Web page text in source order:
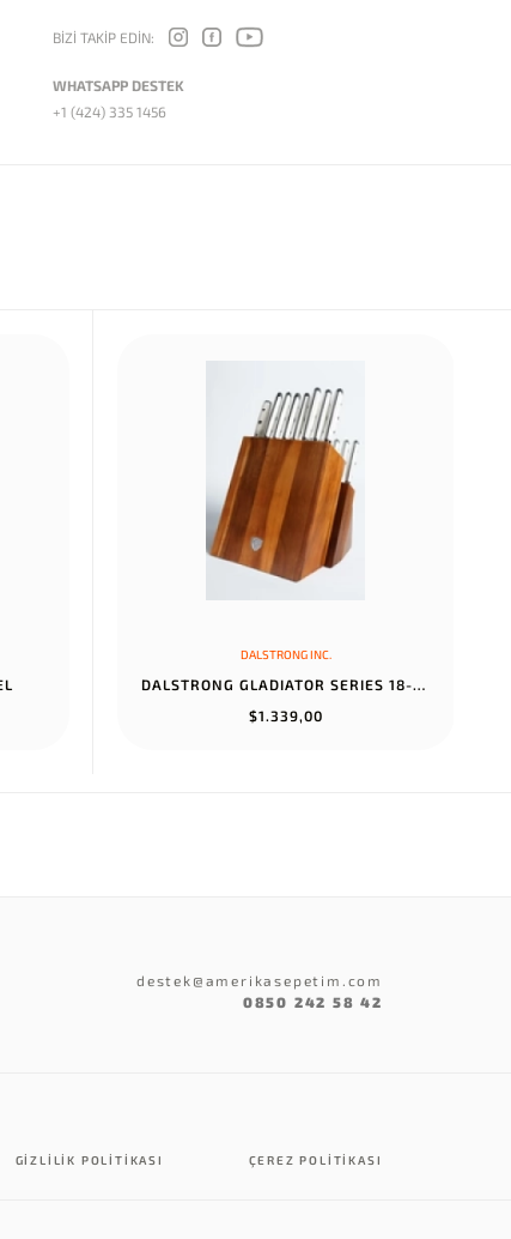
BİZİ TAKİP EDİN:
WHATSAPP DESTEK
+1 (424) 335 1456
DALSTRONG INC.
DALSTRONG GLADIATOR SERIES 18-PIECE COLOSSAL KNIFE SET WITH BLOCK...
$1.339,00
destek@amerikasepetim.com
0850 242 58 42
GIZLILIK POLITIKASI ÇEREZ POLITIKASI